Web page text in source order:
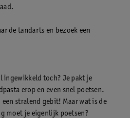
de tandarts en bezoek een
ingewikkeld toch? Je pakt je
erop en even snel poetsen.
stralend gebit! Maar wat is de
moet je eigenlijk poetsen?